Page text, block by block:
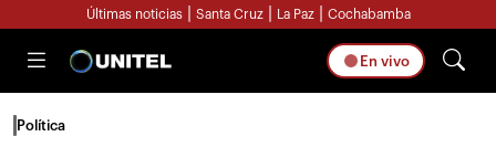
Últimas noticias Santa Cruz La Paz Cochabamba
En vivo
Política